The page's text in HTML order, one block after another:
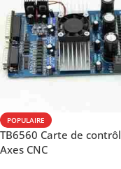
POPULAIRE
TB6560 Carte de
Axes CNC